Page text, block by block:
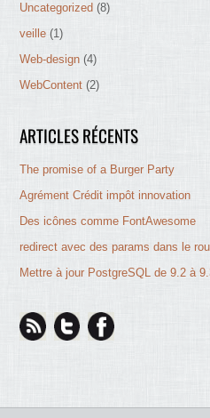
Uncategorized (8)
veille (1)
Web-design (4)
WebContent (2)
ARTICLES RÉCENTS
The promise of a Burger Party
Agrément Crédit impôt innovation
Des icônes comme FontAwesome
redirect avec des params dans le
Mettre à jour PostgreSQL de 9.2 à